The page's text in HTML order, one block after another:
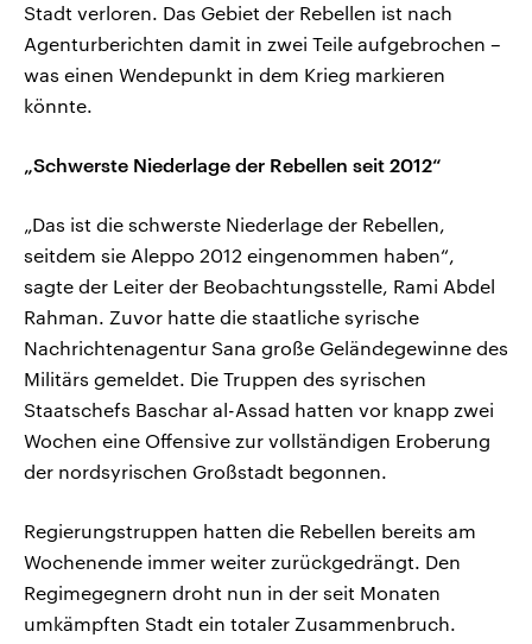
Stadt verloren. Das Gebiet der Rebellen ist nach
Agenturberichten damit in zwei Teile aufgebrochen –
was einen Wendepunkt in dem Krieg markieren
könnte.
„Schwerste Niederlage der Rebellen seit 2012“
„Das ist die schwerste Niederlage der Rebellen,
seitdem sie Aleppo 2012 eingenommen haben“,
sagte der Leiter der Beobachtungsstelle, Rami Abdel
Rahman. Zuvor hatte die staatliche syrische
Nachrichtenagentur Sana große Geländegewinne des
Militärs gemeldet. Die Truppen des syrischen
Staatschefs Baschar al-Assad hatten vor knapp zwei
Wochen eine Offensive zur vollständigen Eroberung
der nordsyrischen Großstadt begonnen.
Regierungstruppen hatten die Rebellen bereits am
Wochenende immer weiter zurückgedrängt. Den
Regimegegnern droht nun in der seit Monaten
umkämpften Stadt ein totaler Zusammenbruch.